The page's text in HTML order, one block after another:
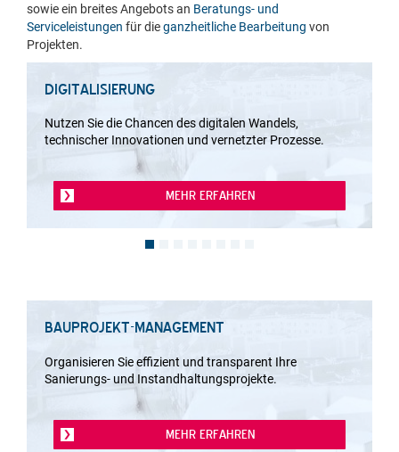
sowie ein breites Angebots an Beratungs- und
Serviceleistungen für dieganzheitliche Bearbeitung von
Projekten.
DIGITALISIERUNG
Nutzen Sie die Chancen des digitalen Wandels,
technischer Innovationen und vernetzter Prozesse.
MEHR ERFAHREN
BAUPROJEKT-MANAGEMENT
Organisieren Sie effizient und transparent Ihre
Sanierungs- und Instandhaltungsprojekte.
MEHR ERFAHREN